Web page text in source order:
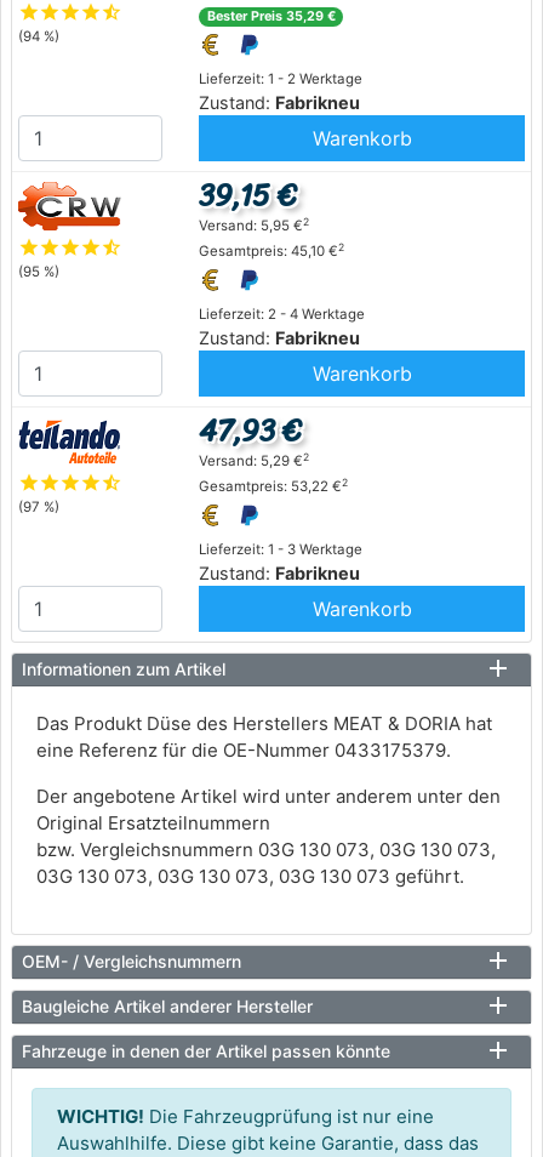
starstarstarstarstar_half
(94 %)
Lieferzeit: 1 - 2 Werktage
Zustand: Fabrikneu
Bester Preis 35,29 €
Warenkorb
starstarstarstarstar_half
(95 %)
Lieferzeit: 2 - 4 Werktage
Zustand: Fabrikneu
39,15 €
Versand: 5,95 €2
Gesamtpreis: 45,10 €2
Warenkorb
starstarstarstarstar_half
(97 %)
Lieferzeit: 1 - 3 Werktage
Zustand: Fabrikneu
47,93 €
Versand: 5,29 €2
Gesamtpreis: 53,22 €2
Warenkorb
Informationen zum Artikel
Das Produkt Düse des Herstellers MEAT & DORIA hat
eine Referenz für die OE-Nummer 0433175379.
Der angebotene Artikel wird unter anderem unter den
Original Ersatzteilnummern
bzw. Vergleichsnummern 03G 130 073, 03G 130 073,
03G 130 073, 03G 130 073, 03G 130 073 geführt.
OEM- / Vergleichsnummern
Baugleiche Artikel anderer Hersteller
Fahrzeuge in denen der Artikel passen könnte
WICHTIG! Die Fahrzeugprüfung ist nur eine
Auswahlhilfe. Diese gibt keine Garantie, dass das